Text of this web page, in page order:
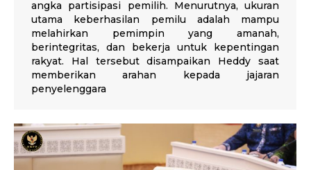
angka partisipasi pemilih. Menurutnya, ukuran
utama keberhasilan pemilu adalah mampu
melahirkan pemimpin yang amanah,
berintegritas, dan bekerja untuk kepentingan
rakyat. Hal tersebut disampaikan Heddy saat
memberikan arahan kepada jajaran
penyelenggara